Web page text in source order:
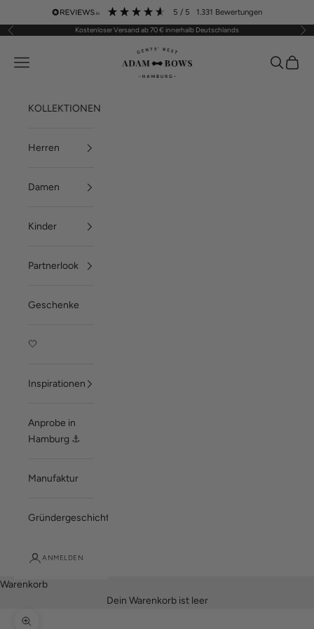
Zum Inhalt springen 5 / 5 1.331 Bewertungen
Zurück Kostenloser Versand ab 70 € innerhalb Deutschlands Vor
ADAM BOWS
Menü Suchen
KOLLEKTIONEN
Herren
Damen
Kinder
Partnerlook
Geschenke
🤍
Inspirationen
Anprobe in
Hamburg ⚓
Manufaktur
Gründergeschichte
ANMELDEN
Warenkorb
Dein Warenkorb ist leer